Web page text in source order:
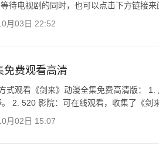
待电视剧的同时，也可以点击下方链接来
月03日 22:52
免费观看高清
式观看《剑来》动漫全集免费高清版：
2. 520 影院：可在线观看，收集了《剑
月02日 15:07